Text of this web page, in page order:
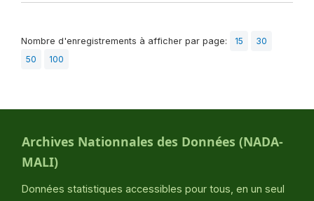
Nombre d'enregistrements à afficher par page: 15
30
50
100
Archives Nationnales des Données (NADA-
MALI)
Données statistiques accessibles pour tous, en un seul